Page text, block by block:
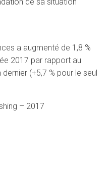
a augmenté de 1,8 %
2017 par rapport au
(+5,7 % pour le seul
– 2017